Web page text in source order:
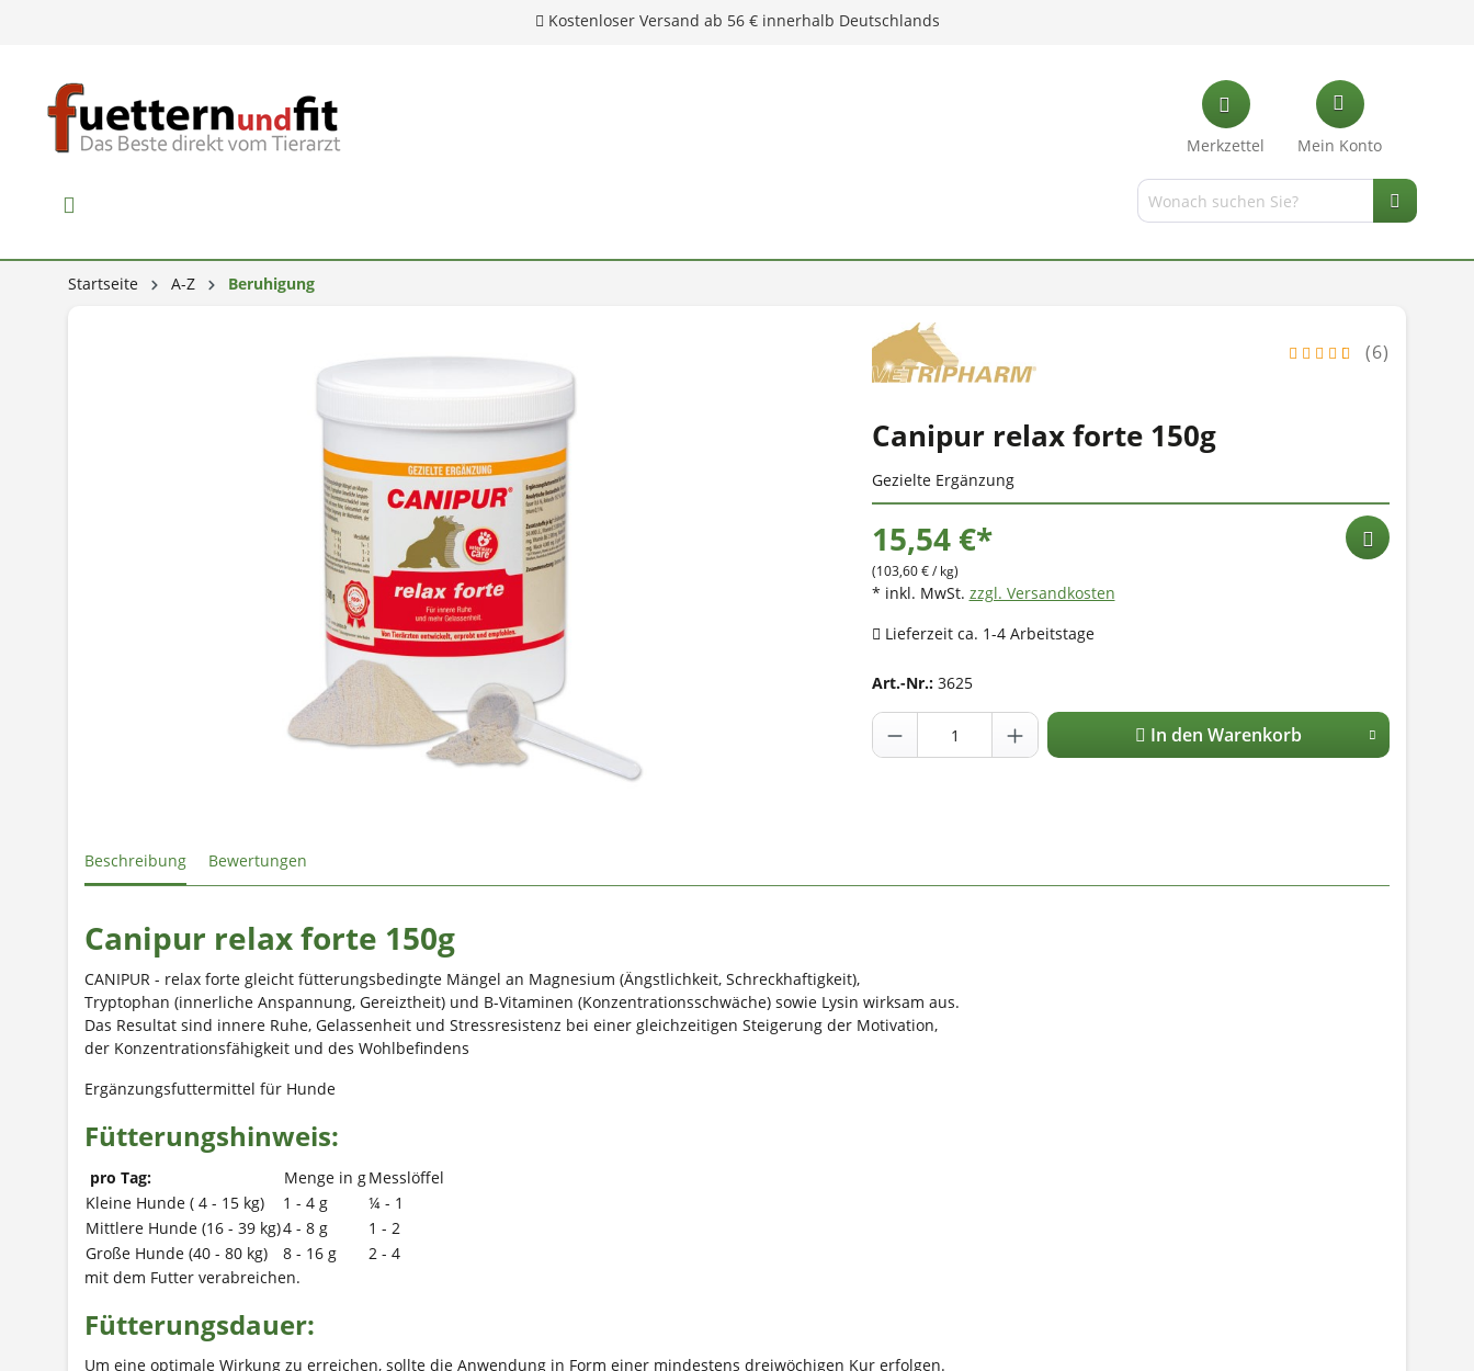
Merkzettel Mein Konto
Startseite A-Z Beruhigung
(6)
Canipur relax forte 150g
Gezielte Ergänzung
15,54 €*
(103,60 € / kg)
* inkl. MwSt. zzgl. Versandkosten
Lieferzeit ca. 1-4 Arbeitstage
Art.-Nr.: 3625
In den Warenkorb
Beschreibung Bewertungen
Canipur relax forte 150g
CANIPUR - relax forte gleicht fütterungsbedingte Mängel an Magnesium (Ängstlichkeit, Schreckhaftigkeit),
Tryptophan (innerliche Anspannung, Gereiztheit) und B-Vitaminen (Konzentrationsschwäche) sowie Lysin wirksam aus.
Das Resultat sind innere Ruhe, Gelassenheit und Stressresistenz bei einer gleichzeitigen Steigerung der Motivation,
der Konzentrationsfähigkeit und des Wohlbefindens
Ergänzungsfuttermittel für Hunde
Fütterungshinweis:
pro Tag: Menge in gMesslöffel
Kleine Hunde ( 4 - 15 kg)
1 - 4 g
¼ - 1
Mittlere Hunde (16 - 39 kg)4 - 8 g
1 - 2
Große Hunde (40 - 80 kg)
8 - 16 g
2 - 4
mit dem Futter verabreichen.
Fütterungsdauer:
Um eine optimale Wirkung zu erreichen, sollte die Anwendung in Form einer mindestens dreiwöchigen Kur erfolgen.